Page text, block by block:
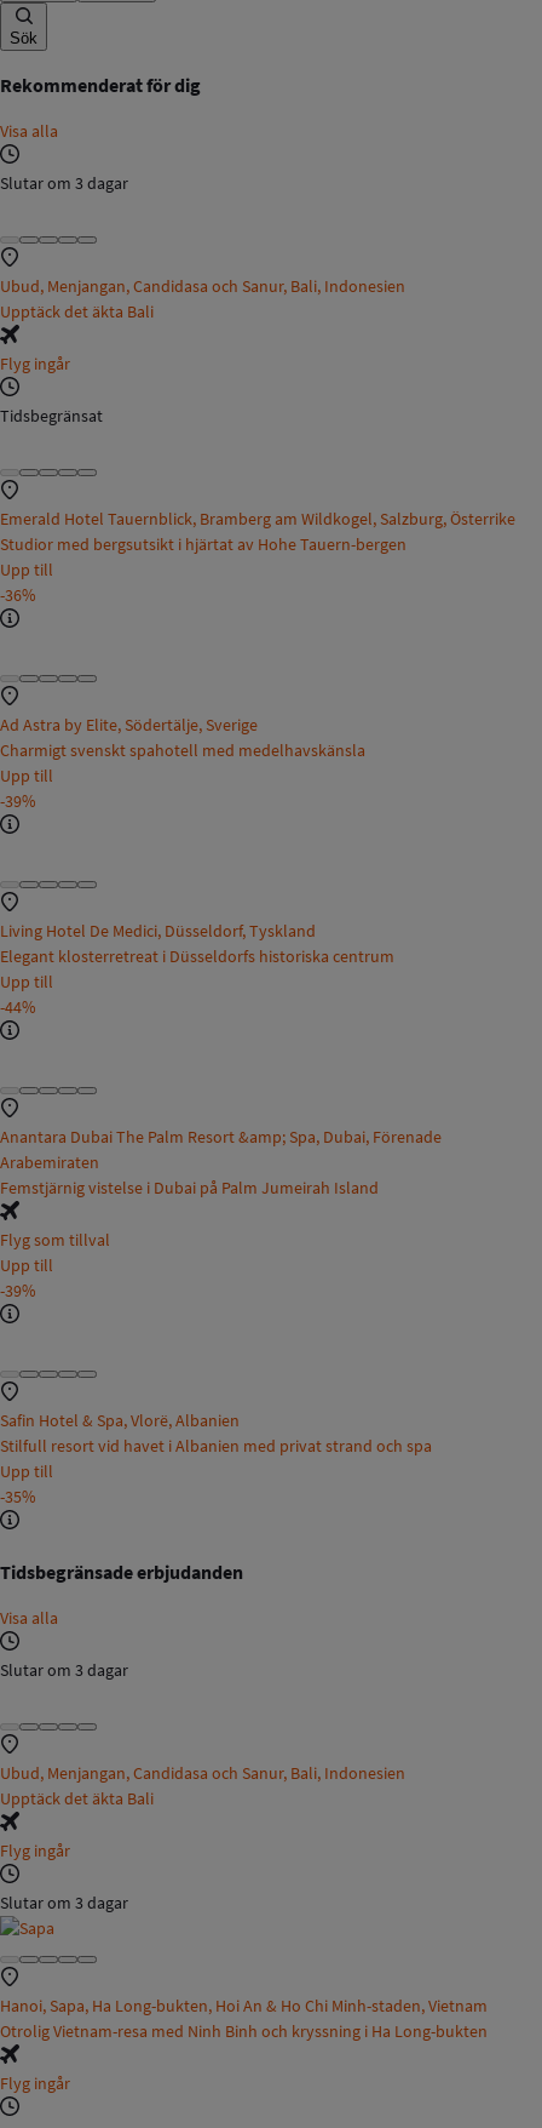
Sök
Rekommenderat för dig
Visa alla
Slutar om 3 dagar
Ubud, Menjangan, Candidasa och Sanur, Bali, Indonesien
Upptäck det äkta Bali
Flyg ingår
Tidsbegränsat
Emerald Hotel Tauernblick, Bramberg am Wildkogel, Salzburg, Österrike
Studior med bergsutsikt i hjärtat av Hohe Tauern-bergen
Upp till
-36%
Ad Astra by Elite, Södertälje, Sverige
Charmigt svenskt spahotell med medelhavskänsla
Upp till
-39%
Living Hotel De Medici, Düsseldorf, Tyskland
Elegant klosterretreat i Düsseldorfs historiska centrum
Upp till
-44%
Anantara Dubai The Palm Resort &amp; Spa, Dubai, Förenade
Arabemiraten
Femstjärnig vistelse i Dubai på Palm Jumeirah Island
Flyg som tillval
Upp till
-39%
Safin Hotel & Spa, Vlorë, Albanien
Stilfull resort vid havet i Albanien med privat strand och spa
Upp till
-35%
Tidsbegränsade erbjudanden
Visa alla
Slutar om 3 dagar
Ubud, Menjangan, Candidasa och Sanur, Bali, Indonesien
Upptäck det äkta Bali
Flyg ingår
Slutar om 3 dagar
Hanoi, Sapa, Ha Long-bukten, Hoi An & Ho Chi Minh-staden, Vietnam
Otrolig Vietnam-resa med Ninh Binh och kryssning i Ha Long-bukten
Flyg ingår